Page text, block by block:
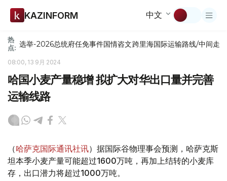
KAZINFORM 中文
热
点: 选举-2026总统府任免事件国情咨文跨里海国际运输路线/中间走廊
08:00, 13 9月 2024
哈国小麦产量稳增 拟扩大对华出口量并完善
运输线路
（哈萨克国际通讯社讯）据国际谷物理事会预测，哈萨克斯
坦本季小麦产量可能超过1600万吨，再加上结转的小麦库
存，出口潜力将超过1000万吨。